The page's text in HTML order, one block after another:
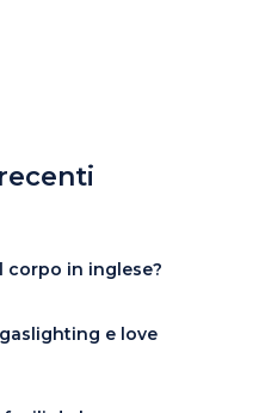
corpo in inglese?
e love